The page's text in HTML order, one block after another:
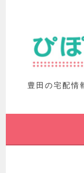
豊田の宅配情